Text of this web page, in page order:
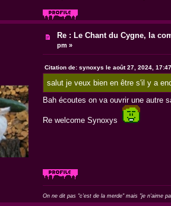
Re : Le Chant du Cygne, la
pm »
Citation de: synoxys le août 27, 2024,
salut je veux bien en être s'il y a
Bah écoutes on va ouvrir une autre
Re welcome Synoxys
On ne dit pas "c'est de la merde" mais "je n'aime